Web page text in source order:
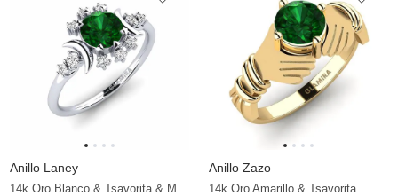
Anillo Laney Anillo Zazo
14k Oro Amarillo & Tsavorita